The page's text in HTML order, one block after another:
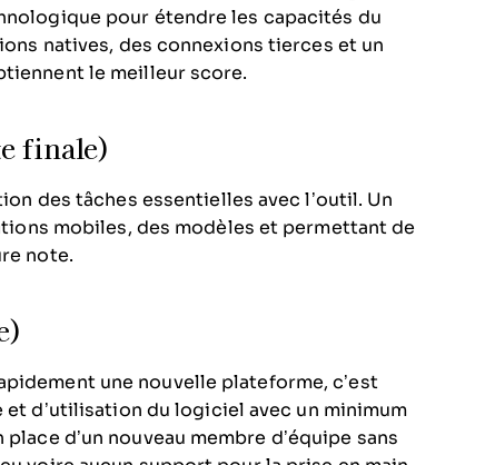
pour étendre les capacités du
natives, des connexions tierces et un
le meilleur score.
finale)
des tâches essentielles avec l’outil. Un
mobiles, des modèles et permettant de
note.
une nouvelle plateforme, c’est
d’utilisation du logiciel avec un minimum
d’un nouveau membre d’équipe sans